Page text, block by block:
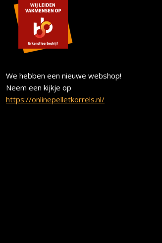
We hebben een nieuwe webshop!
Neem een kijkje op
https://onlinepelletkorrels.nl/